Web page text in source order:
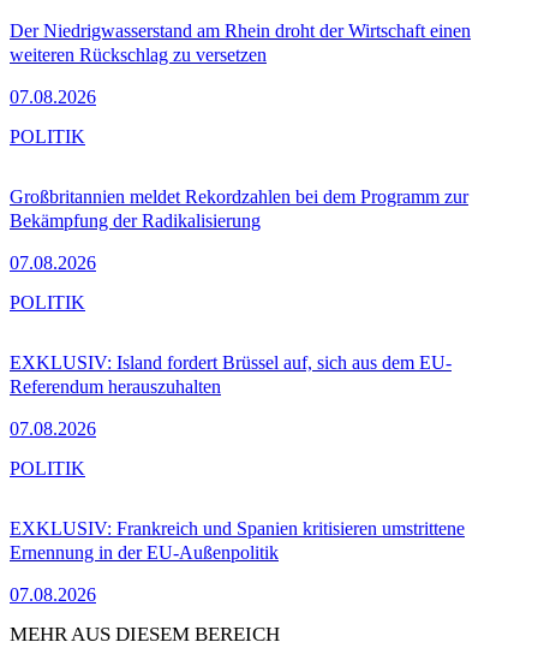
Der Niedrigwasserstand am Rhein droht der Wirtschaft einen
weiteren Rückschlag zu versetzen
07.08.2026
Großbritannien meldet Rekordzahlen bei dem Programm zur
Bekämpfung der Radikalisierung
07.08.2026
POLITIK
EXKLUSIV: Island fordert Brüssel auf, sich aus dem EU-
Referendum herauszuhalten
07.08.2026
POLITIK
EXKLUSIV: Frankreich und Spanien kritisieren umstrittene
Ernennung in der EU-Außenpolitik
07.08.2026
POLITIK
MEHR AUS DIESEM BEREICH